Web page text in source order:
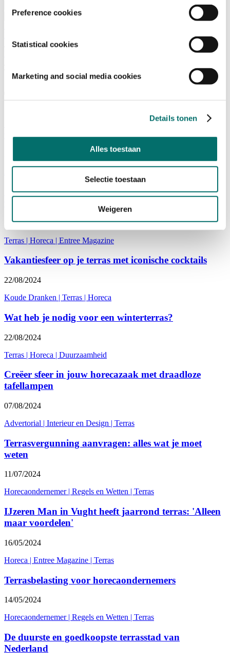
Preference cookies
Statistical cookies
Marketing and social media cookies
Details tonen
Alles toestaan
Selectie toestaan
Weigeren
Over Horecava
Terras
Terras
Zonnebrandcrème op de menukaart: samen strijden
tegen huidkanker
'Het is zomer, maar bereid je nú voor op je
22/08/2024
Terras | Horeca | Entree Magazine
Vakantiesfeer op je terras met iconische cocktails
22/08/2024
Koude Dranken | Terras | Horeca
Wat heb je nodig voor een winterterras?
22/08/2024
Terras | Horeca | Duurzaamheid
Creëer sfeer in jouw horecazaak met draadloze
tafellampen
07/08/2024
Advertorial | Interieur en Design | Terras
Terrasvergunning aanvragen: alles wat je moet
weten
11/07/2024
Horecaondernemer| Regels en Wetten | Terras
IJzeren Man in Vught heeft jaarrond terras: 'Alleen
maar voordelen'
16/05/2024
Horeca | Entree Magazine | Terras
Terrasbelasting voor horecaondernemers
14/05/2024
Horecaondernemer| Regels en Wetten | Terras
De duurste en goedkoopste terrasstad van
Nederland